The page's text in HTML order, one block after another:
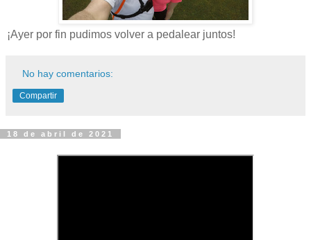
¡Ayer por fin pudimos volver a pedalear juntos!
No hay comentarios:
Compartir
18 de abril de 2021